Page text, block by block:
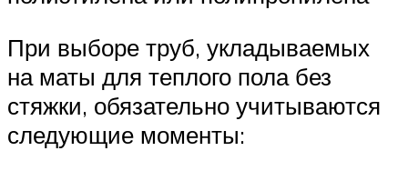
При выборе труб, укладываемых
на маты для теплого пола без
стяжки, обязательно учитываются
следующие моменты: